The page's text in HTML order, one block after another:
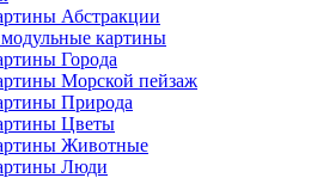
Абстракции
картины
Города
Морской пейзаж
Природа
Цветы
Животные
Люди